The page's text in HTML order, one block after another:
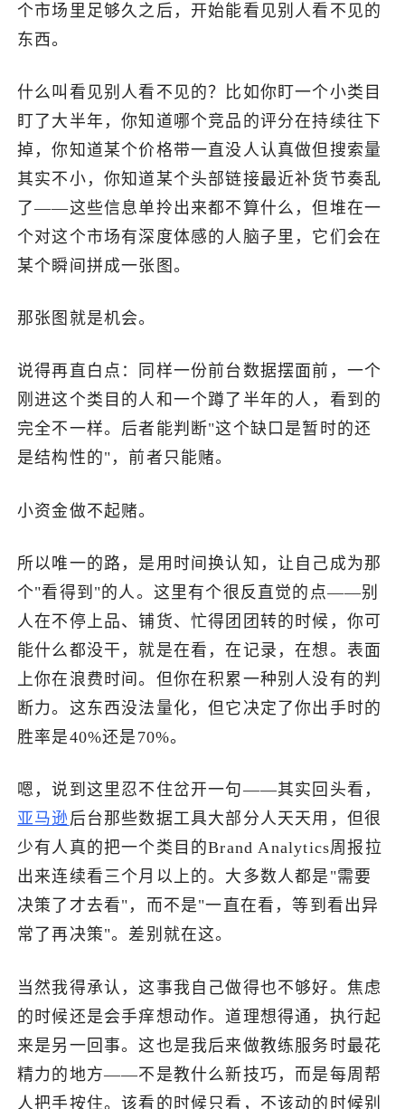
个市场里足够久之后，开始能看见别人看不见的
东西。
什么叫看见别人看不见的？比如你盯一个小类目
盯了大半年，你知道哪个竞品的评分在持续往下
掉，你知道某个价格带一直没人认真做但搜索量
其实不小，你知道某个头部链接最近补货节奏乱
了——这些信息单拎出来都不算什么，但堆在一
个对这个市场有深度体感的人脑子里，它们会在
某个瞬间拼成一张图。
那张图就是机会。
说得再直白点：同样一份前台数据摆面前，一个
刚进这个类目的人和一个蹲了半年的人，看到的
完全不一样。后者能判断"这个缺口是暂时的还
是结构性的"，前者只能赌。
小资金做不起赌。
所以唯一的路，是用时间换认知，让自己成为那
个"看得到"的人。这里有个很反直觉的点——别
人在不停上品、铺货、忙得团团转的时候，你可
能什么都没干，就是在看，在记录，在想。表面
上你在浪费时间。但你在积累一种别人没有的判
断力。这东西没法量化，但它决定了你出手时的
胜率是40%还是70%。
嗯，说到这里忍不住岔开一句——其实回头看，
亚马逊 后台那些数据工具大部分人天天用，但很
少有人真的把一个类目的Brand Analytics周报拉
出来连续看三个月以上的。大多数人都是"需要
决策了才去看"，而不是"一直在看，等到看出异
常了再决策"。差别就在这。
当然我得承认，这事我自己做得也不够好。焦虑
的时候还是会手痒想动作。道理想得通，执行起
来是另一回事。这也是我后来做教练服务时最花
精力的地方——不是教什么新技巧，而是每周帮
人把手按住。该看的时候只看，不该动的时候别